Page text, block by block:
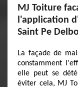
MJ Toiture
l'application
Saint Pe
La façade de
constamment
elle peut se
éviter cela, MJ